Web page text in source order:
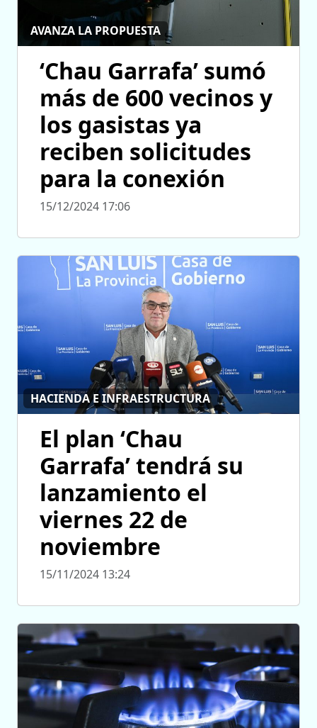
AVANZA LA PROPUESTA
‘Chau Garrafa’ sumó
más de 600 vecinos y
los gasistas ya
reciben solicitudes
para la conexión
15/12/2024 17:06
HACIENDA E INFRAESTRUCTURA
El plan ‘Chau
Garrafa’ tendrá su
lanzamiento el
viernes 22 de
noviembre
15/11/2024 13:24